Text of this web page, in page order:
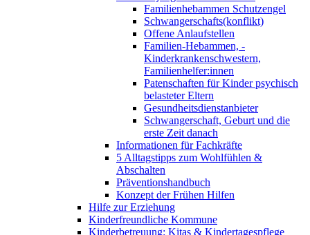
Familienhebammen Schutzengel
Schwangerschafts(konflikt)
Offene Anlaufstellen
Familien-Hebammen, -
Kinderkrankenschwestern,
Familienhelfer:innen
Patenschaften für Kinder psychisch
belasteter Eltern
Gesundheitsdienstanbieter
Schwangerschaft, Geburt und die
erste Zeit danach
Informationen für Fachkräfte
5 Alltagstipps zum Wohlfühlen &
Abschalten
Präventionshandbuch
Konzept der Frühen Hilfen
Hilfe zur Erziehung
Kinderfreundliche Kommune
Kinderbetreuung: Kitas & Kindertagespflege